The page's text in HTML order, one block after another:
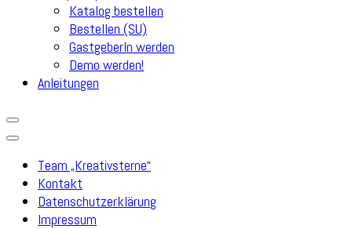
Katalog bestellen
Bestellen (SU)
GastgeberIn werden
Demo werden!
Anleitungen
Team „Kreativsterne“
Kontakt
Datenschutzerklärung
Impressum